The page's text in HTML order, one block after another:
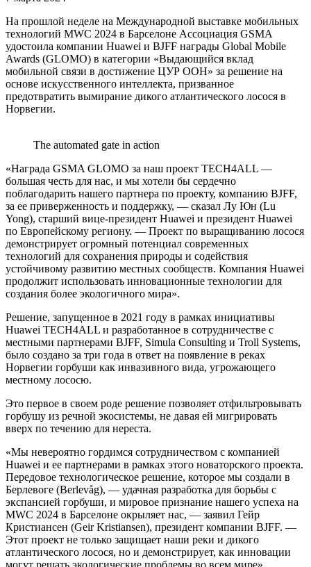
На прошлой неделе на Международной выставке мобильных
технологий MWC 2024 в Барселоне Ассоциация GSMA
удостоила компании Huawei и BJFF награды Global Mobile
Awards (GLOMO) в категории «Выдающийся вклад
мобильной связи в достижение ЦУР ООН» за решение на
основе искусственного интеллекта, призванное
предотвратить вымирание дикого атлантического лосося в
Норвегии.
The automated gate in action
«Награда GSMA GLOMO за наш проект TECH4ALL —
большая честь для нас, и мы хотели бы сердечно
поблагодарить нашего партнера по проекту, компанию BJFF,
за ее приверженность и поддержку, — сказал Лу Юн (Lu
Yong), старший вице-президент Huawei и президент Huawei
по Европейскому региону. — Проект по выращиванию лосося
демонстрирует огромный потенциал современных
технологий для сохранения природы и содействия
устойчивому развитию местных сообществ. Компания Huawei
продолжит использовать инновационные технологии для
создания более экологичного мира».
Решение, запущенное в 2021 году в рамках инициативы
Huawei TECH4ALL и разработанное в сотрудничестве с
местными партнерами BJFF, Simula Consulting и Troll Systems,
было создано за три года в ответ на появление в реках
Норвегии горбуши как инвазивного вида, угрожающего
местному лососю.
Это первое в своем роде решение позволяет отфильтровывать
горбушу из речной экосистемы, не давая ей мигрировать
вверх по течению для нереста.
«Мы невероятно гордимся сотрудничеством с компанией
Huawei и ее партнерами в рамках этого новаторского проекта.
Передовое технологическое решение, которое мы создали в
Берлевоге (Berlevåg), — удачная разработка для борьбы с
экспансией горбуши, и мировое признание нашего успеха на
MWC 2024 в Барселоне окрыляет нас, — заявил Гейр
Кристиансен (Geir Kristiansen), президент компании BJFF. —
Этот проект не только защищает наши реки и дикого
атлантического лосося, но и демонстрирует, как инновации
могут решать экологические проблемы во всем мире».